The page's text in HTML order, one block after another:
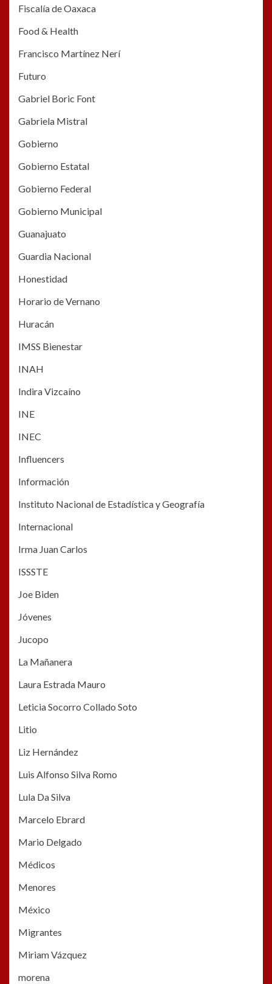
Fiscalía de Oaxaca
Food & Health
Francisco Martínez Nerí
Futuro
Gabriel Boric Font
Gabriela Mistral
Gobierno
Gobierno Estatal
Gobierno Federal
Gobierno Municipal
Guanajuato
Guardia Nacional
Honestidad
Horario de Vernano
Huracán
IMSS Bienestar
INAH
Indira Vizcaíno
INE
INEC
Influencers
Información
Instituto Nacional de Estadística y Geografía
Internacional
Irma Juan Carlos
ISSSTE
Joe Biden
Jóvenes
Jucopo
La Mañanera
Laura Estrada Mauro
Leticia Socorro Collado Soto
Litio
Liz Hernández
Luis Alfonso Silva Romo
Lula Da Silva
Marcelo Ebrard
Mario Delgado
Médicos
Menores
México
Migrantes
Miriam Vázquez
morena